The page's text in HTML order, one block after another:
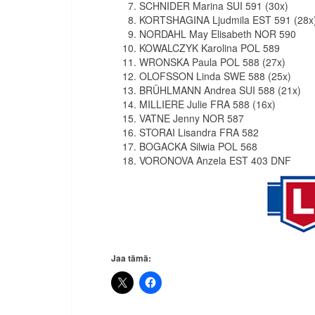
SCHNIDER Marina SUI 591 (30x)
KORTSHAGINA Ljudmila EST 591
NORDAHL May Elisabeth NOR 590
KOWALCZYK Karolina POL 589
WRONSKA Paula POL 588 (27x)
OLOFSSON Linda SWE 588 (25x)
BRÜHLMANN Andrea SUI 588 (21x)
MILLIERE Julie FRA 588 (16x)
VATNE Jenny NOR 587
STORAI Lisandra FRA 582
BOGACKA Silwia POL 568
VORONOVA Anzela EST 403 DNF
Jaa tämä: